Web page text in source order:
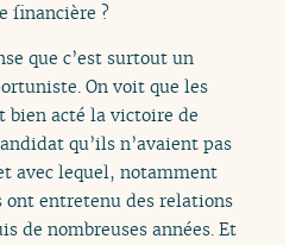
financière ?
que c’est surtout un
On voit que les
bien acté la victoire de
qu’ils n’avaient pas
avec lequel, notamment
ont entretenu des relations
de nombreuses années. Et